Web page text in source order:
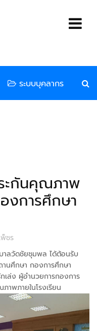
ระบบบุคลากร
ะกันคุณภาพ
งการศึกษา
ชร
าลวัดชัยชุมพล ได้ต้อนรับ
นศึกษา กองการศึกษา
เล่ง ผู้อำนวยการกองการ
าพภายในโรงเรียน